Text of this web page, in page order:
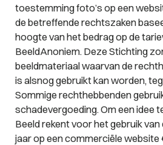
toestemming foto’s op een
de betreffende rechtszaken
hoogte van het bedrag op de
BeeldAnoniem. Deze Stichting
beeldmateriaal waarvan de
is alsnog gebruikt kan worden,
Sommige rechthebbenden
schadevergoeding. Om een idee
Beeld rekent voor het gebruik
jaar op een commerciële website